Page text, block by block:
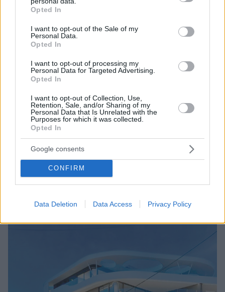
grant or deny consent to Google and its third-party tags to
use your data for below specified purposes in below Google
consent section.
Opted In
I want to opt-out of the Sale of my
Personal Data.
Opted In
I want to opt-out of processing my
Personal Data for Targeted Advertising.
Opted In
I want to opt-out of Collection, Use,
Retention, Sale, and/or Sharing of my
Personal Data that Is Unrelated with the
Purposes for which it was collected.
Opted In
Google consents
CONFIRM
Data Deletion Data Access Privacy Policy
Ασε με να σου πω κάτι, αν η JP Morgan
μικρές τράπεζες. Πρέπει να αγοράσεις
ομόλογα των ΗΠΑ».
Τα τελευταία χρόνια τα αδέλφια
τις συμβουλές του Λάσρι και άλλων έμπιστων
συμβούλων. Επέκτειναν το χαρτοφυλάκιό τους,
ενώ επένδυσαν και σε άλλους τομείς, όπως το
real estate, η αθλητική διατροφή, η ένδυση και
υπόδυση, με το δικό τους brand name μάλιστα,
αλλά και το ποδόσφαιρο. Ο Αντετοκούνμπο
έχει αρκετά χρήματα τόσο για να νιώθει
περαιτέρω ανάπτυξη.